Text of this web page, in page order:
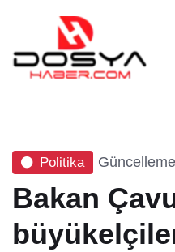
Politika
Bakan